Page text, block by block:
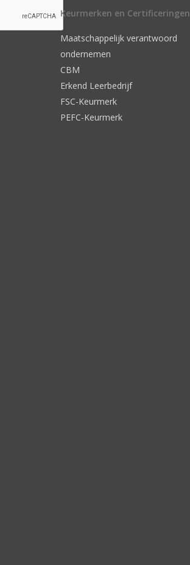
Keurmerken en Certificeringen
Maatschappelijk verantwoord
ondernemen
CBM
Erkend Leerbedrijf
FSC-Keurmerk
PEFC-Keurmerk